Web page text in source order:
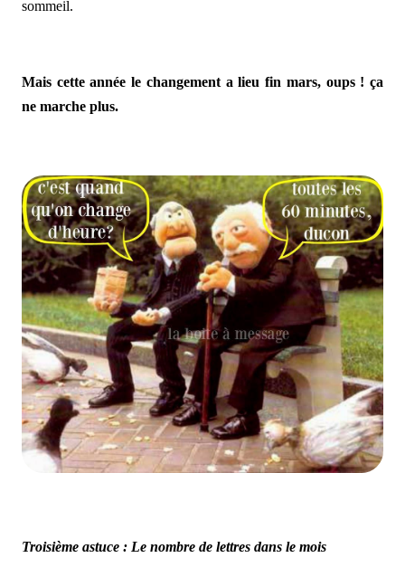
sommeil.
Mais cette année le changement a lieu fin mars, oups ! ça
ne marche plus.
Troisième astuce : Le nombre de lettres dans le mois